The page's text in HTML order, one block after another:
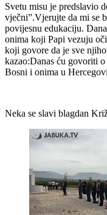
Svetu misu je predslavio
vječni”.Vjerujte da mi se
povijesnu edukaciju.
onima koji Papi vezuju
koji govore da je sve
kazao:Danas ću govoriti
Bosni i onima u
Neka se slavi blagdan